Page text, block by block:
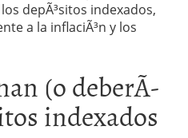
depÃ³sitos indexados,
a la inflaciÃ³n y los
(o deberÃ­
indexados